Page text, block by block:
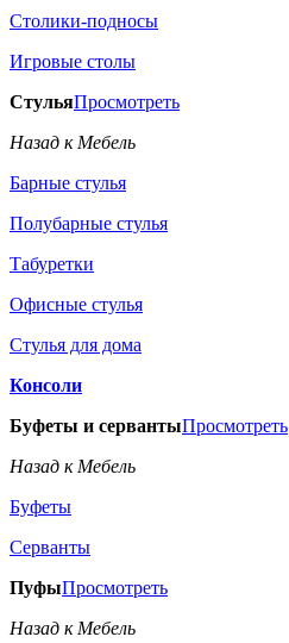
Столики-подносы
Игровые столы
СтульяПросмотреть
Назад к Мебель
Барные стулья
Полубарные стулья
Табуретки
Офисные стулья
Стулья для дома
Консоли
Буфеты и сервантыПросмотреть
Назад к Мебель
Буфеты
Серванты
ПуфыПросмотреть
Назад к Мебель